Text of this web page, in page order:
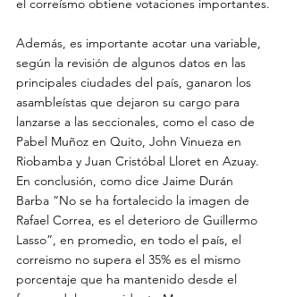
Además, es importante acotar una variable,
según la revisión de algunos datos en las
principales ciudades del país, ganaron los
asambleístas que dejaron su cargo para
lanzarse a las seccionales, como el caso de
Pabel Muñoz en Quito, John Vinueza en
Riobamba y Juan Cristóbal Lloret en Azuay.
En conclusión, como dice Jaime Durán
Barba “No se ha fortalecido la imagen de
Rafael Correa, es el deterioro de Guillermo
Lasso”, en promedio, en todo el país, el
correismo no supera el 35% es el mismo
porcentaje que ha mantenido desde el